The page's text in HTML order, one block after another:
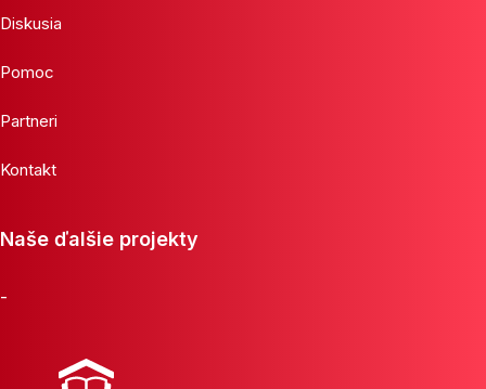
Diskusia
Pomoc
Partneri
Kontakt
Naše ďalšie projekty
-